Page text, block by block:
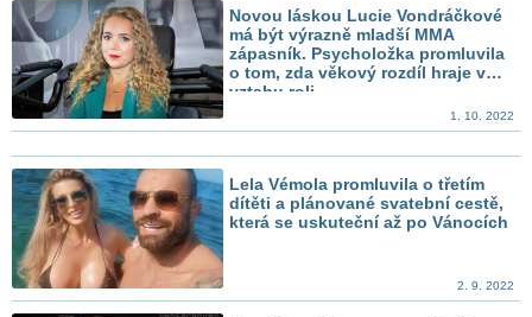
Novou láskou Lucie Vondráčkové
má být výrazně mladší MMA
zápasník. Psycholožka promluvila
o tom, zda věkový rozdíl hraje ve
vztahu roli
1. 10. 2022
Lela Vémola promluvila o třetím
dítěti a plánované svatební cestě,
která se uskuteční až po Vánocích
2. 9. 2022